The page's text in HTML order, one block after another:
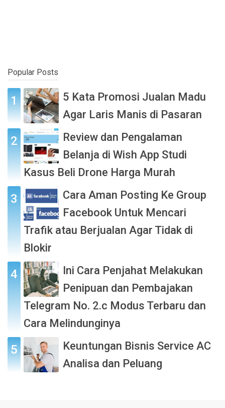
Popular Posts
5 Kata Promosi Jualan Madu
Agar Laris Manis di Pasaran
Review dan Pengalaman
Belanja di Wish App Studi
Kasus Beli Drone Harga Murah
Cara Aman Posting Ke Group
Facebook Untuk Mencari
Trafik atau Berjualan Agar Tidak di
Blokir
Ini Cara Penjahat Melakukan
Penipuan dan Pembajakan
Telegram No. 2.c Modus Terbaru dan
Cara Melindunginya
Keuntungan Bisnis Service AC
Analisa dan Peluang